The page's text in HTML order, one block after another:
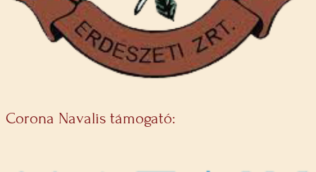
Corona Navalis támogató: